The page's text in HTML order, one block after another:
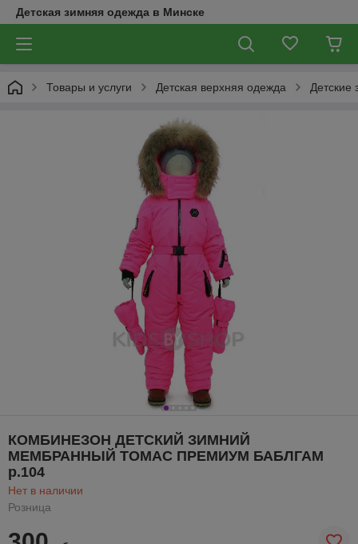
Детская зимняя одежда в Минске
Товары и услуги Детская верхняя одежда Детские
КОМБИНЕЗОН ДЕТСКИЙ ЗИМНИЙ
МЕМБРАННЫЙ ТОМАС ПРЕМИУМ БАБЛГАМ
р.104
Нет в наличии
Розница